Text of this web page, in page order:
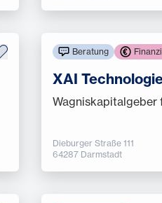
Beratung
XAI
Wagniskapitalgeber
Dieburger Straße 111
64287 Darmstadt